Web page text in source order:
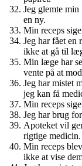
Jeg glemte
en ny.
Min receps
Jeg har fået en
ikke at gå til
Min læge har
vente på at
Jeg har mistet
jeg kan få
Min receps
Jeg har brug
Apoteket vil
rigtige medicin.
Min receps
ikke at vise